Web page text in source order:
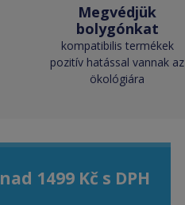
Megvédjük
bolygónkat
kompatibilis termékek
pozitív hatással vannak az
ökológiára
nad 1499 Kč s DPH